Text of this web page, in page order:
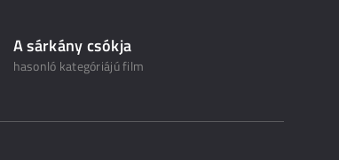
A sárkány csókja
hasonló kategóriájú film